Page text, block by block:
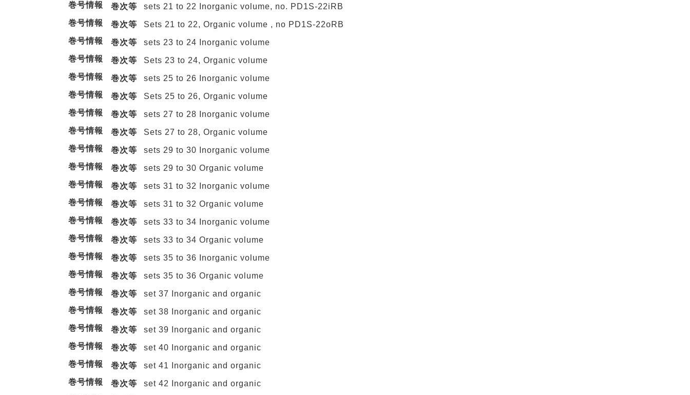
巻号情報
巻次等
sets 21 to 22 Inorganic volume, no. PD1S-22iRB
巻号情報
巻次等
Sets 21 to 22, Organic volume , no PD1S-22oRB
巻号情報
巻次等
sets 23 to 24 Inorganic volume
巻号情報
巻次等
Sets 23 to 24, Organic volume
巻号情報
巻次等
sets 25 to 26 Inorganic volume
巻号情報
巻次等
Sets 25 to 26, Organic volume
巻号情報
巻次等
sets 27 to 28 Inorganic volume
巻号情報
巻次等
Sets 27 to 28, Organic volume
巻号情報
巻次等
sets 29 to 30 Inorganic volume
巻号情報
巻次等
sets 29 to 30 Organic volume
巻号情報
巻次等
sets 31 to 32 Inorganic volume
巻号情報
巻次等
sets 31 to 32 Organic volume
巻号情報
巻次等
sets 33 to 34 Inorganic volume
巻号情報
巻次等
sets 33 to 34 Organic volume
巻号情報
巻次等
sets 35 to 36 Inorganic volume
巻号情報
巻次等
sets 35 to 36 Organic volume
巻号情報
巻次等
set 37 Inorganic and organic
巻号情報
巻次等
set 38 Inorganic and organic
巻号情報
巻次等
set 39 Inorganic and organic
巻号情報
巻次等
set 40 Inorganic and organic
巻号情報
巻次等
set 41 Inorganic and organic
巻号情報
巻次等
set 42 Inorganic and organic